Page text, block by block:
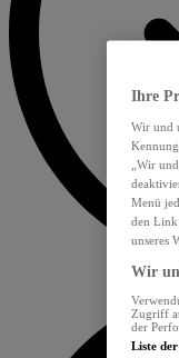
Ihre
Wir und
„Wir
Menü
den Link
unseres
Wir
Zugriff
der
Liste